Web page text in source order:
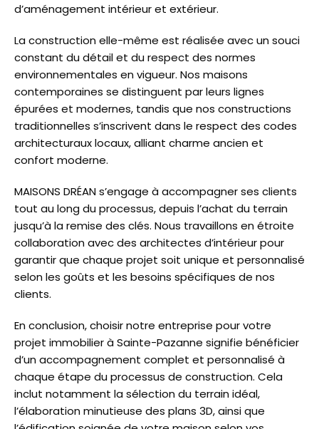
d’aménagement intérieur et extérieur.
La construction elle-même est réalisée avec un souci
constant du détail et du respect des normes
environnementales en vigueur. Nos maisons
contemporaines se distinguent par leurs lignes
épurées et modernes, tandis que nos constructions
traditionnelles s’inscrivent dans le respect des codes
architecturaux locaux, alliant charme ancien et
confort moderne.
MAISONS DRÉAN s’engage à accompagner ses clients
tout au long du processus, depuis l’achat du terrain
jusqu’à la remise des clés. Nous travaillons en étroite
collaboration avec des architectes d’intérieur pour
garantir que chaque projet soit unique et personnalisé
selon les goûts et les besoins spécifiques de nos
clients.
En conclusion, choisir notre entreprise pour votre
projet immobilier à Sainte-Pazanne signifie bénéficier
d’un accompagnement complet et personnalisé à
chaque étape du processus de construction. Cela
inclut notamment la sélection du terrain idéal,
l’élaboration minutieuse des plans 3D, ainsi que